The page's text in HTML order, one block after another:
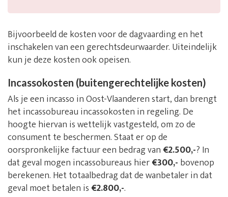
Bijvoorbeeld de kosten voor de dagvaarding en het
inschakelen van een gerechtsdeurwaarder. Uiteindelijk
kun je deze kosten ook opeisen.
Incassokosten (buitengerechtelijke kosten)
Als je een incasso in Oost-Vlaanderen start, dan brengt
het incassobureau incassokosten in regeling. De
hoogte hiervan is wettelijk vastgesteld, om zo de
consument te beschermen. Staat er op de
oorspronkelijke factuur een bedrag van €2.500,-? In
dat geval mogen incassobureaus hier€300,- bovenop
berekenen. Het totaalbedrag dat de wanbetaler in dat
geval moet betalen is €2.800,-.